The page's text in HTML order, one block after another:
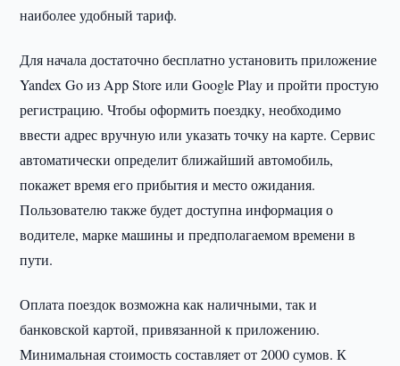
наиболее удобный тариф.
Для начала достаточно бесплатно установить приложение
Yandex Go из App Store или Google Play и пройти простую
регистрацию. Чтобы оформить поездку, необходимо
ввести адрес вручную или указать точку на карте. Сервис
автоматически определит ближайший автомобиль,
покажет время его прибытия и место ожидания.
Пользователю также будет доступна информация о
водителе, марке машины и предполагаемом времени в
пути.
Оплата поездок возможна как наличными, так и
банковской картой, привязанной к приложению.
Минимальная стоимость составляет от 2000 сумов. К